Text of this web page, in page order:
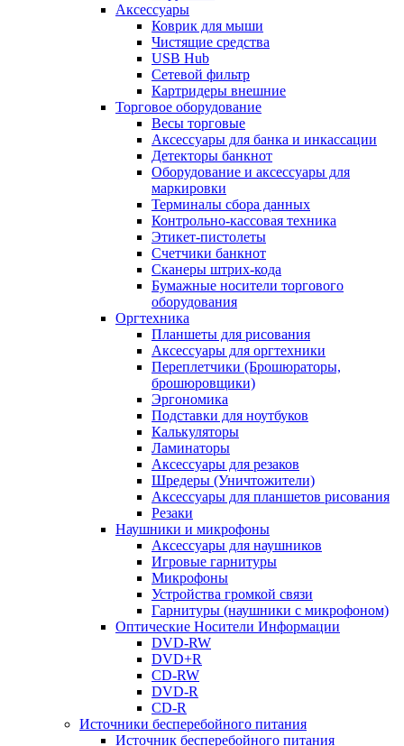
Аксессуары
Коврик для мыши
Чистящие средства
USB Hub
Сетевой фильтр
Картридеры внешние
Торговое оборудование
Весы торговые
Аксессуары для банка и инкассации
Детекторы банкнот
Оборудование и аксессуары для
маркировки
Терминалы сбора данных
Контрольно-кассовая техника
Этикет-пистолеты
Счетчики банкнот
Сканеры штрих-кода
Бумажные носители торгового
оборудования
Оргтехника
Планшеты для рисования
Аксессуары для оргтехники
Переплетчики (Брошюраторы,
брошюровщики)
Эргономика
Подставки для ноутбуков
Калькуляторы
Ламинаторы
Аксессуары для резаков
Шредеры (Уничтожители)
Аксессуары для планшетов рисования
Резаки
Наушники и микрофоны
Аксессуары для наушников
Игровые гарнитуры
Микрофоны
Устройства громкой связи
Гарнитуры (наушники с микрофоном)
Оптические Носители Информации
DVD-RW
DVD+R
CD-RW
DVD-R
CD-R
Источники бесперебойного питания
Источник бесперебойного питания